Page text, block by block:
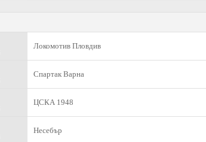
Локомотив Пловдив
Спартак Варна
ЦСКА 1948
Несебър